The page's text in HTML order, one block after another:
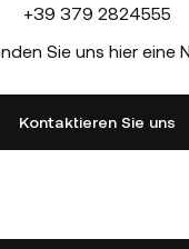
+39 379 2824555
Sie uns hier eine
Kontaktieren Sie uns